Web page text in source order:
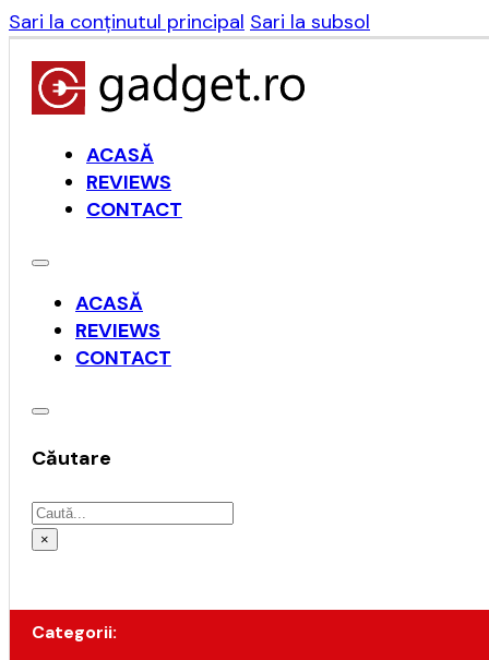
Sari la conținutul principal Sari la subsol
ACASĂ
REVIEWS
CONTACT
ACASĂ
REVIEWS
CONTACT
Căutare
Caută
×
Categorii: